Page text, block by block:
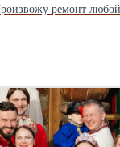
автомат любых
Работаю без посредников,
качественные
до 2-ух лет на
называю до начала
проверки. Помимо
с прописанной
в большинстве